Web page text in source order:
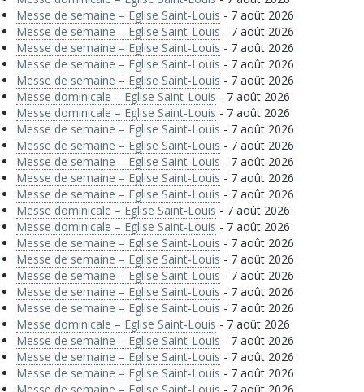
Messe de semaine – Eglise Saint-Louis - 7 août 2026
Messe de semaine – Eglise Saint-Louis - 7 août 2026
Messe de semaine – Eglise Saint-Louis - 7 août 2026
Messe de semaine – Eglise Saint-Louis - 7 août 2026
Messe de semaine – Eglise Saint-Louis - 7 août 2026
Messe dominicale – Eglise Saint-Louis - 7 août 2026
Messe dominicale – Eglise Saint-Louis - 7 août 2026
Messe de semaine – Eglise Saint-Louis - 7 août 2026
Messe de semaine – Eglise Saint-Louis - 7 août 2026
Messe de semaine – Eglise Saint-Louis - 7 août 2026
Messe de semaine – Eglise Saint-Louis - 7 août 2026
Messe de semaine – Eglise Saint-Louis - 7 août 2026
Messe dominicale – Eglise Saint-Louis - 7 août 2026
Messe dominicale – Eglise Saint-Louis - 7 août 2026
Messe de semaine – Eglise Saint-Louis - 7 août 2026
Messe de semaine – Eglise Saint-Louis - 7 août 2026
Messe de semaine – Eglise Saint-Louis - 7 août 2026
Messe de semaine – Eglise Saint-Louis - 7 août 2026
Messe de semaine – Eglise Saint-Louis - 7 août 2026
Messe dominicale – Eglise Saint-Louis - 7 août 2026
Messe de semaine – Eglise Saint-Louis - 7 août 2026
Messe de semaine – Eglise Saint-Louis - 7 août 2026
Messe de semaine – Eglise Saint-Louis - 7 août 2026